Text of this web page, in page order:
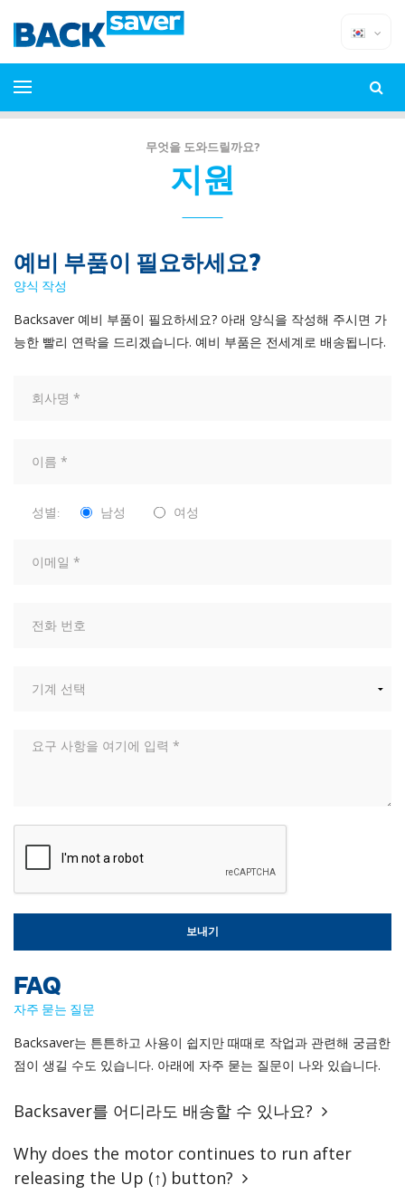
무엇을 도와드릴까요?
지원
예비 부품이 필요하세요?
양식 작성
Backsaver 예비 부품이 필요하세요? 아래 양식을 작성해 주시면 가
능한 빨리 연락을 드리겠습니다. 예비 부품은 전세계로 배송됩니다.
성별: 남성 여성
FAQ
자주 묻는 질문
Backsaver는 튼튼하고 사용이 쉽지만 때때로 작업과 관련해 궁금한
점이 생길 수도 있습니다. 아래에 자주 묻는 질문이 나와 있습니다.
Backsaver를 어디라도 배송할 수 있나요?
Why does the motor continues to run after
releasing the Up (↑) button?